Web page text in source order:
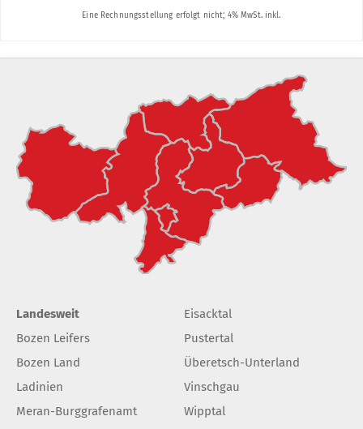
Landesweit
Bozen Leifers
Bozen Land
Ladinien
Meran-Burggrafenamt
Eisacktal
Pustertal
Überetsch-Unterland
Vinschgau
Wipptal